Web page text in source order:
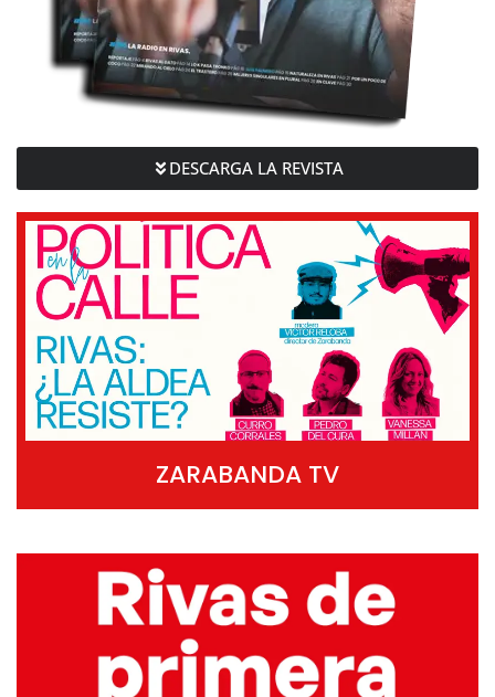
DESCARGA LA REVISTA
ZARABANDA TV